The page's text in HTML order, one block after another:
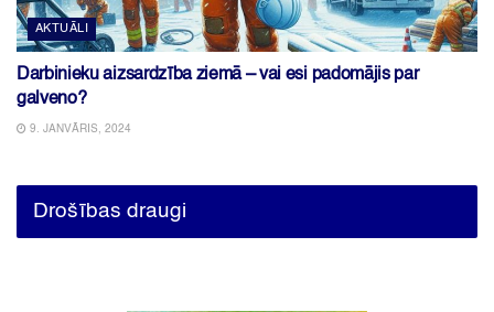
AKTUĀLI
Darbinieku aizsardzība ziemā – vai esi padomājis par
galveno?
9. JANVĀRIS, 2024
Drošības draugi